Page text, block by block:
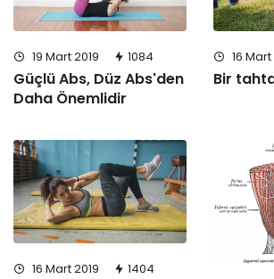
19 Mart 2019 1084
Güçlü Abs, Düz Abs'den
Daha Önemlidir
16 Mart
Bir
16 Mart 2019 1404